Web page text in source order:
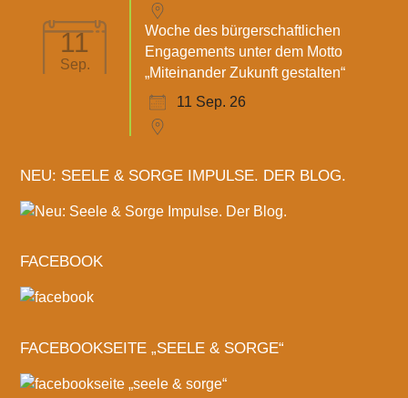
11
Sep.
Woche des bürgerschaftlichen
Engagements unter dem Motto
„Miteinander Zukunft gestalten“
11 Sep. 26
NEU: SEELE & SORGE IMPULSE. DER BLOG.
FACEBOOK
FACEBOOKSEITE „SEELE & SORGE“